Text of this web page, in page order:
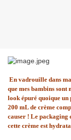
En vadrouille dans
que mes bambins
look épuré quoique un
200 mL de crème
causer ! Le packaging
cette crème est